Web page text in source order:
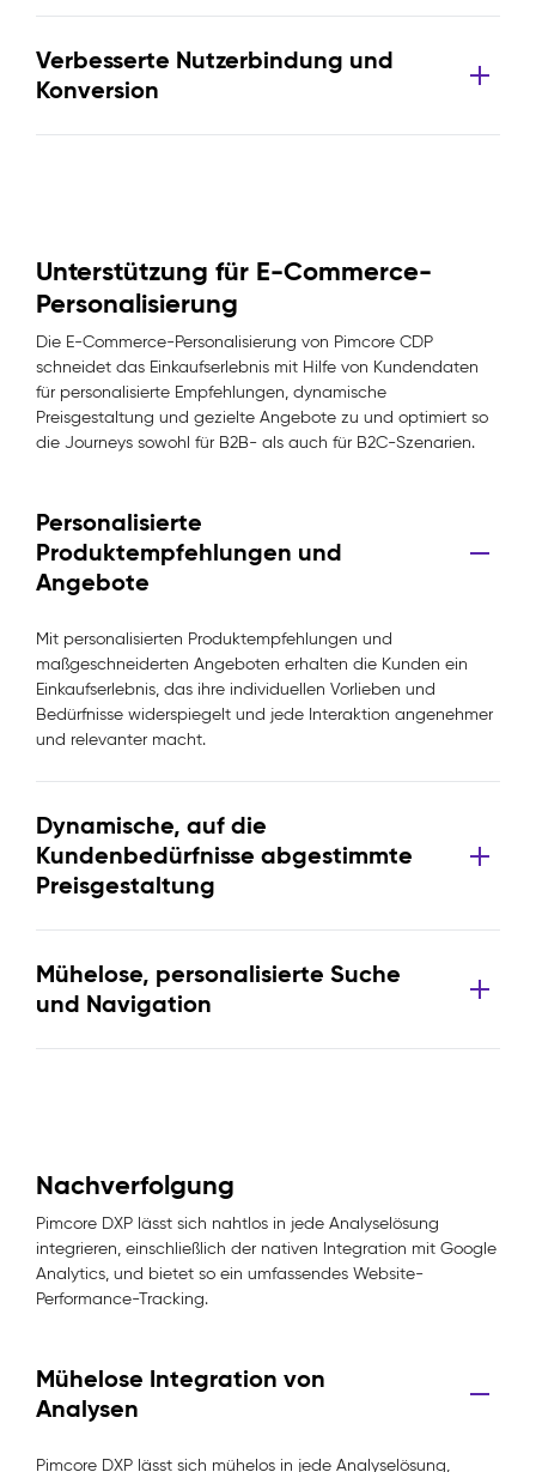
Verbesserte Nutzerbindung und
Konversion
Unterstützung für E-Commerce-
Personalisierung
Die E-Commerce-Personalisierung von Pimcore CDP
schneidet das Einkaufserlebnis mit Hilfe von Kundendaten
für personalisierte Empfehlungen, dynamische
Preisgestaltung und gezielte Angebote zu und optimiert so
die Journeys sowohl für B2B- als auch für B2C-Szenarien.
Personalisierte
Produktempfehlungen und
Angebote
Mit personalisierten Produktempfehlungen und
maßgeschneiderten Angeboten erhalten die Kunden ein
Einkaufserlebnis, das ihre individuellen Vorlieben und
Bedürfnisse widerspiegelt und jede Interaktion angenehmer
und relevanter macht.
Dynamische, auf die
Kundenbedürfnisse abgestimmte
Preisgestaltung
Mühelose, personalisierte Suche
und Navigation
Nachverfolgung
Pimcore DXP lässt sich nahtlos in jede Analyselösung
integrieren, einschließlich der nativen Integration mit Google
Analytics, und bietet so ein umfassendes Website-
Performance-Tracking.
Mühelose Integration von
Analysen
Pimcore DXP lässt sich mühelos in jede Analyselösung,